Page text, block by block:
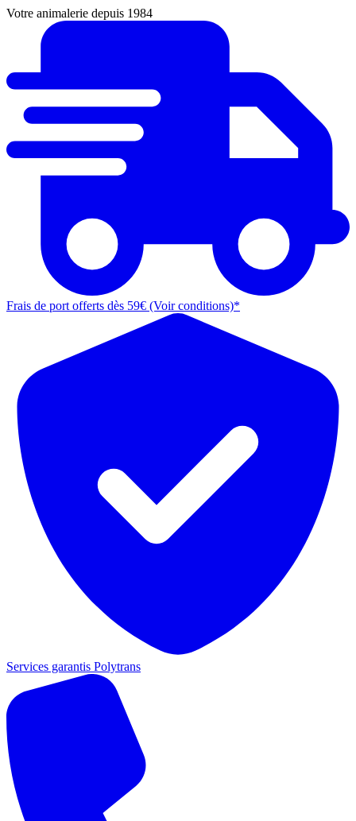
Votre animalerie depuis 1984
Frais de port offerts dès 59€ (Voir conditions)*
Services garantis Polytrans